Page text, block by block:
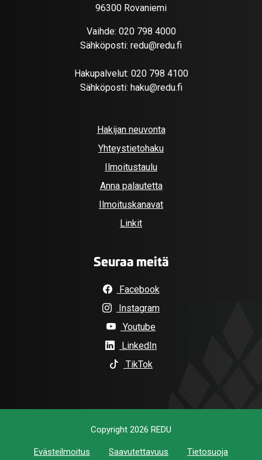
96300 Rovaniemi
Vaihde: 020 798 4000
Sähköposti: redu@redu.fi
Hakupalvelut: 020 798 4100
Sähköposti: haku@redu.fi
Hakijan neuvonta
Yhteystietohaku
Ilmoitustaulu
Anna palautetta
Ilmoituskanavat
Linkit
Seuraa meitä
Facebook
Instagram
Youtube
LinkedIn
TikTok
Copyright 2026 REDU
Evästeilmoitus Saavutettavuus Tietosuoja